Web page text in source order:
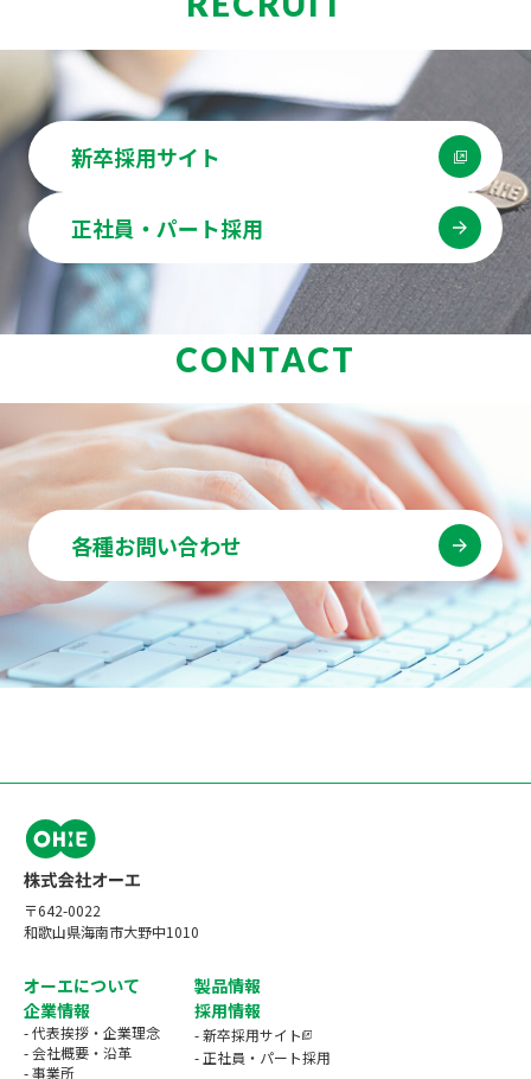
新卒採用サイト
正社員・パート採用
CONTACT
各種お問い合わせ
〒642-0022
和歌山県海南市大野中1010
オーエについて
製品情報
企業情報
- 代表挨拶・企業理念
- 会社概要・沿革
- 事業所
採用情報
- 新卒採用サイト
- 正社員・パート採用